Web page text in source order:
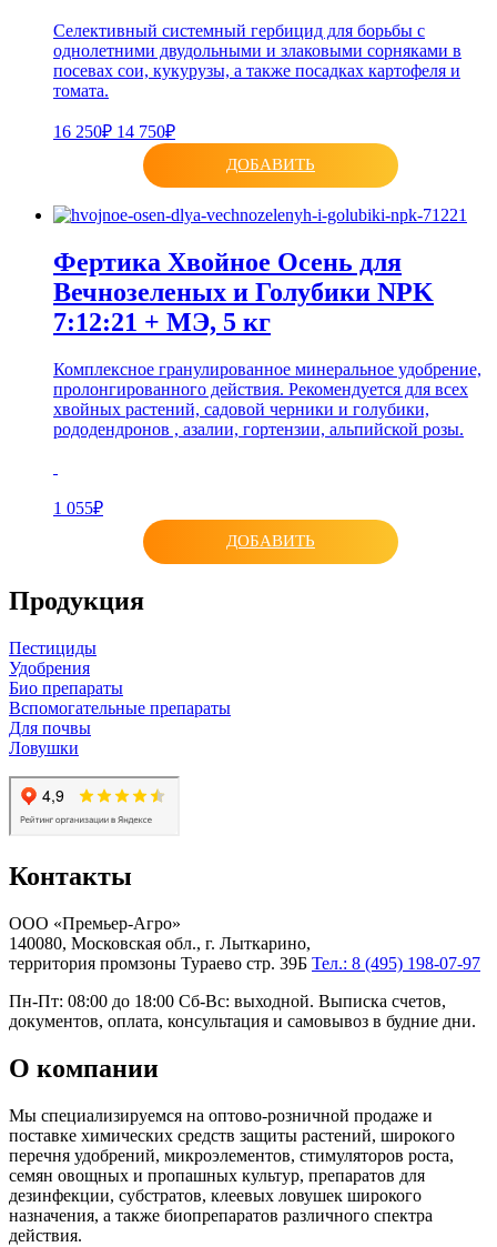
Селективный системный гербицид для борьбы с
однолетними двудольными и злаковыми сорняками в
посевах сои, кукурузы, а также посадках картофеля и
томата.
16 250₽ 14 750₽
ДОБАВИТЬ
Фертика Хвойное Осень для
Вечнозеленых и Голубики NPK
7:12:21 + МЭ, 5 кг
Комплексное гранулированное минеральное удобрение,
пролонгированного действия. Рекомендуется для всех
хвойных растений, садовой черники и голубики,
рододендронов , азалии, гортензии, альпийской розы.
1 055₽
ДОБАВИТЬ
Продукция
Пестициды
Удобрения
Био препараты
Вспомогательные препараты
Для почвы
Ловушки
Контакты
ООО «Премьер-Агро»
140080, Московская обл., г. Лыткарино,
территория промзоны Тураево стр. 39Б Тел.: 8 (495) 198-07-97
Пн-Пт: 08:00 до 18:00 Сб-Вс: выходной. Выписка счетов,
документов, оплата, консультация и самовывоз в будние дни.
О компании
Мы специализируемся на оптово-розничной продаже и
поставке химических средств защиты растений, широкого
перечня удобрений, микроэлементов, стимуляторов роста,
семян овощных и пропашных культур, препаратов для
дезинфекции, субстратов, клеевых ловушек широкого
назначения, а также биопрепаратов различного спектра
действия.